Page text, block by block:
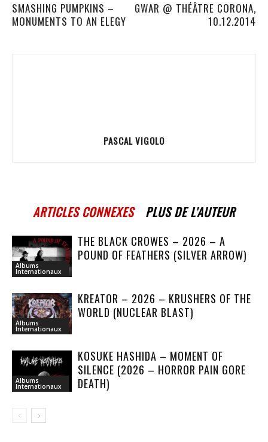
SMASHING PUMPKINS –
MONUMENTS TO AN ELEGY
GWAR @ THÉÂTRE CORONA,
10.12.2014
PASCAL VIGOLO
ARTICLES CONNEXES PLUS DE L'AUTEUR
Albums
Internationaux
THE BLACK CROWES – 2026 – A
POUND OF FEATHERS (SILVER ARROW)
Albums
Internationaux
KREATOR – 2026 – KRUSHERS OF THE
WORLD (NUCLEAR BLAST)
Albums
Internationaux
KOSUKE HASHIDA – MOMENT OF
SILENCE (2026 – HORROR PAIN GORE
DEATH)